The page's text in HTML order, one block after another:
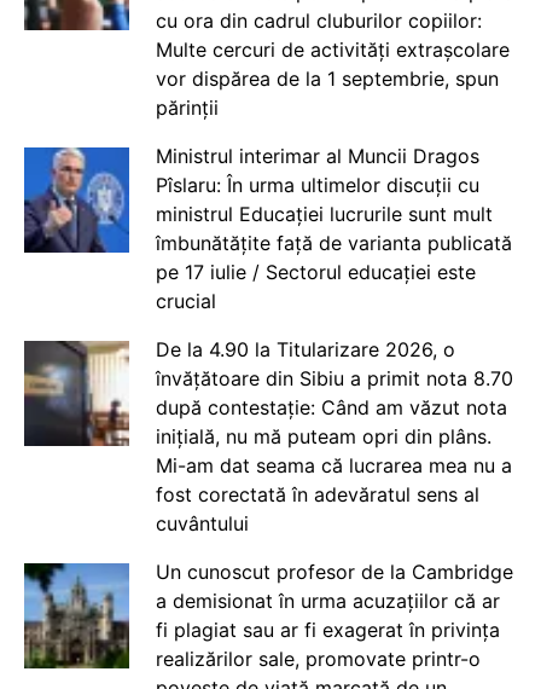
cu ora din cadrul cluburilor copiilor:
Multe cercuri de activități extrașcolare
vor dispărea de la 1 septembrie, spun
părinții
Ministrul interimar al Muncii Dragos
Pîslaru: În urma ultimelor discuții cu
ministrul Educației lucrurile sunt mult
îmbunătățite față de varianta publicată
pe 17 iulie / Sectorul educației este
crucial
De la 4.90 la Titularizare 2026, o
învățătoare din Sibiu a primit nota 8.70
după contestație: Când am văzut nota
inițială, nu mă puteam opri din plâns.
Mi-am dat seama că lucrarea mea nu a
fost corectată în adevăratul sens al
cuvântului
Un cunoscut profesor de la Cambridge
a demisionat în urma acuzațiilor că ar
fi plagiat sau ar fi exagerat în privința
realizărilor sale, promovate printr-o